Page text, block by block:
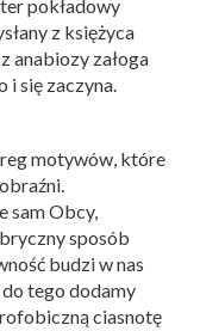
pokładowy
z księżyca
anabiozy załoga
i się zaczyna.
motywów, które
sam Obcy,
sposób
budzi w nas
tego dodamy
ciasnotę